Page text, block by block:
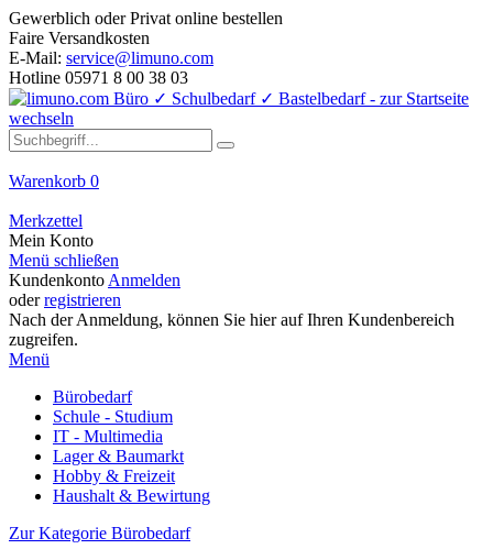
Gewerblich oder Privat online bestellen
Faire Versandkosten
E-Mail: service@limuno.com
Hotline 05971 8 00 38 03
Warenkorb 0
Merkzettel
Mein Konto
Menü schließen
Kundenkonto Anmelden
oderregistrieren
Nach der Anmeldung, können Sie hier auf Ihren Kundenbereich
zugreifen.
Menü
Bürobedarf
Schule - Studium
IT - Multimedia
Lager & Baumarkt
Hobby & Freizeit
Haushalt & Bewirtung
Zur Kategorie Bürobedarf